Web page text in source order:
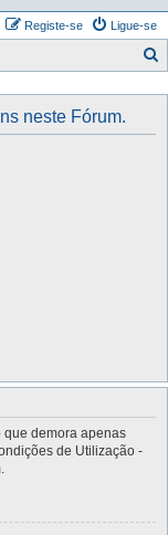
Ligue-se
Registe-se
neste Fórum.
que demora apenas
de Utilização -